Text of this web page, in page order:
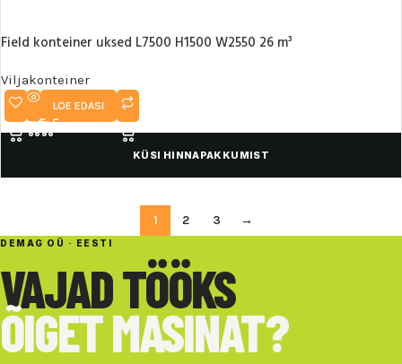
Field konteiner uksed L7500 H1500 W2550 26 m³
Viljakonteiner
LOE EDASI
KÜSI HINNAPAKKUMIST
1 2 3 →
DEMAG OÜ · EESTI
VAJAD TÖÖKS
ÕIGET MASINAT?